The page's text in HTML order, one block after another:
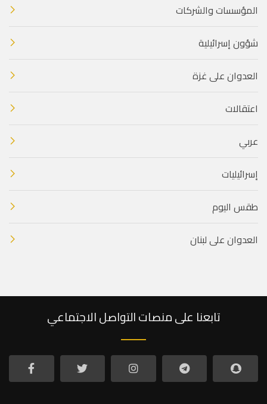
المؤسسات والشركات
شؤون إسرائيلية
العدوان على غزة
اعتقالات
عربي
إسرائيليات
طقس اليوم
العدوان على لبنان
تابعنا على منصات التواصل الاجتماعي